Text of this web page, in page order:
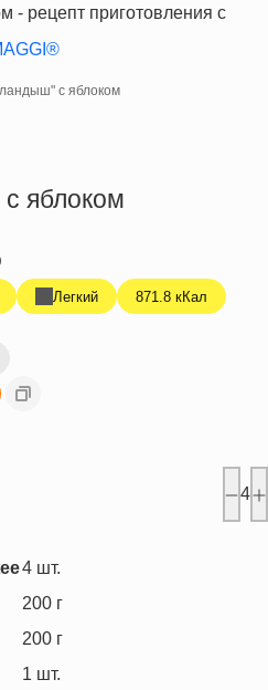
с яблоком
яблоком
Легкий 871.8 кКал
4
4 шт.
200 г
200 г
1 шт.